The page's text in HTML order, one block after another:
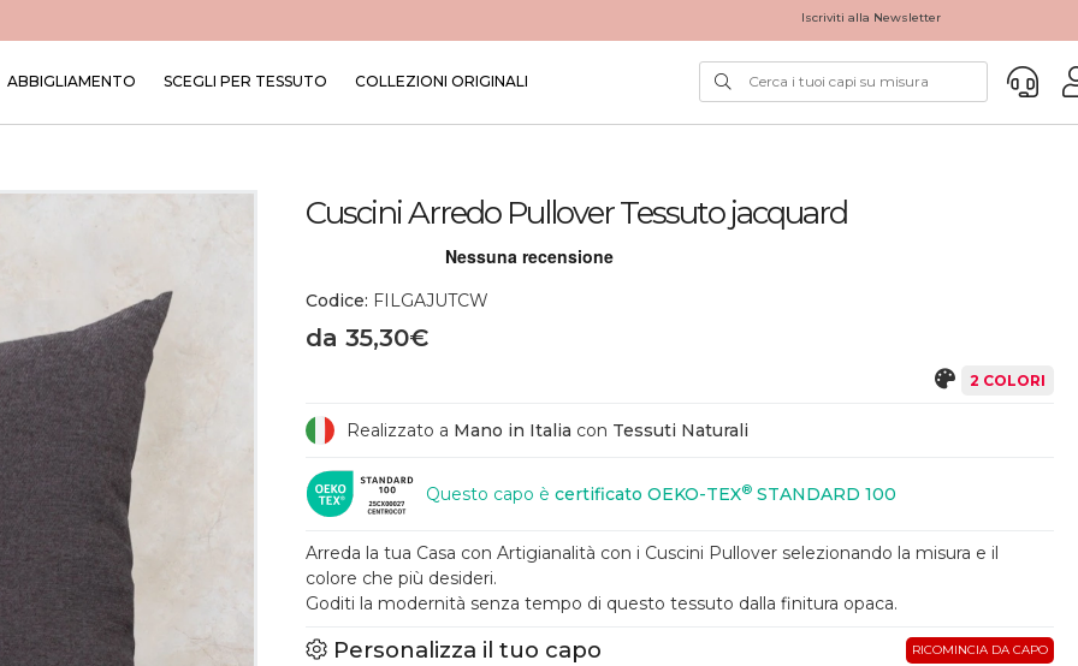
Iscriviti alla Newsletter
ABBIGLIAMENTO SCEGLI PER TESSUTO COLLEZIONI ORIGINALI
Cuscini Arredo Pullover Tessuto jacquard
Codice: FILGAJUTCW
da 35,30€
2 COLORI
Realizzato a Mano in Italia con Tessuti Naturali
Questo capo è certificato OEKO-TEX® STANDARD 100
Arreda la tua Casa con Artigianalità con i Cuscini Pullover selezionando la misura e il
colore che più desideri.
Goditi la modernità senza tempo di questo tessuto dalla finitura opaca.
Personalizza il tuo capo RICOMINCIA DA CAPO